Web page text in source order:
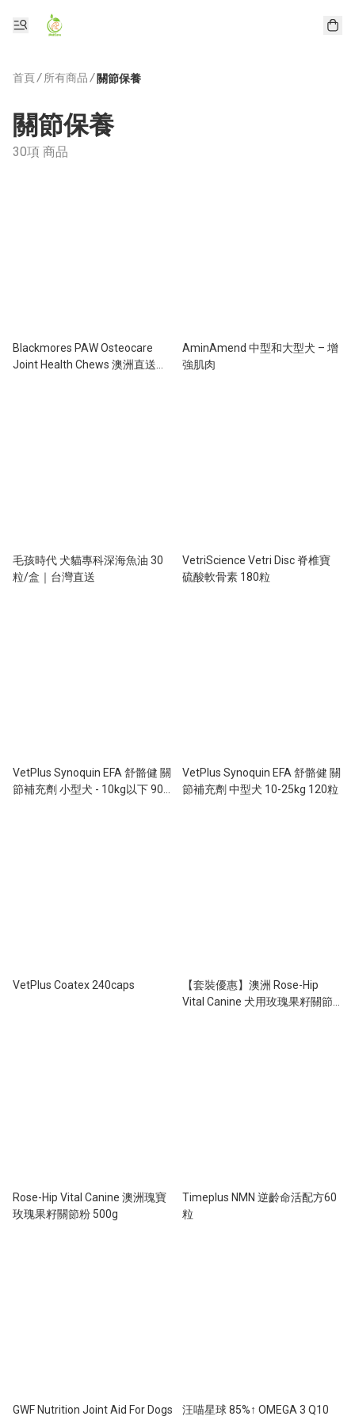
首頁/ 所有商品 / 關節保養
關節保養
30項 商品
Blackmores PAW Osteocare
Joint Health Chews 澳洲直送關
AminAmend 中型和大型犬 – 增
強肌肉
毛孩時代 犬貓專科深海魚油 30
粒/盒｜台灣直送
VetriScience Vetri Disc 脊椎寶
硫酸軟骨素 180粒
VetPlus Synoquin EFA 舒骼健 關
節補充劑 小型犬 - 10kg以下 90
VetPlus Synoquin EFA 舒骼健 關
節補充劑 中型犬 10-25kg 120粒
VetPlus Coatex 240caps
【套裝優惠】澳洲 Rose-Hip
Vital Canine 犬用玫瑰果籽關節
Rose-Hip Vital Canine 澳洲瑰寶
玫瑰果籽關節粉 500g
Timeplus NMN 逆齡命活配方60
粒
GWF Nutrition Joint Aid For Dogs
汪喵星球 85%↑ OMEGA 3 Q10